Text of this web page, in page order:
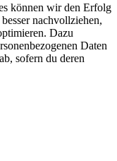
können wir den Erfolg
nachvollziehen,
Dazu
Daten
sofern du deren